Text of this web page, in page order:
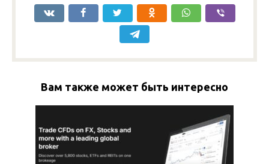
Вам также может быть интересно